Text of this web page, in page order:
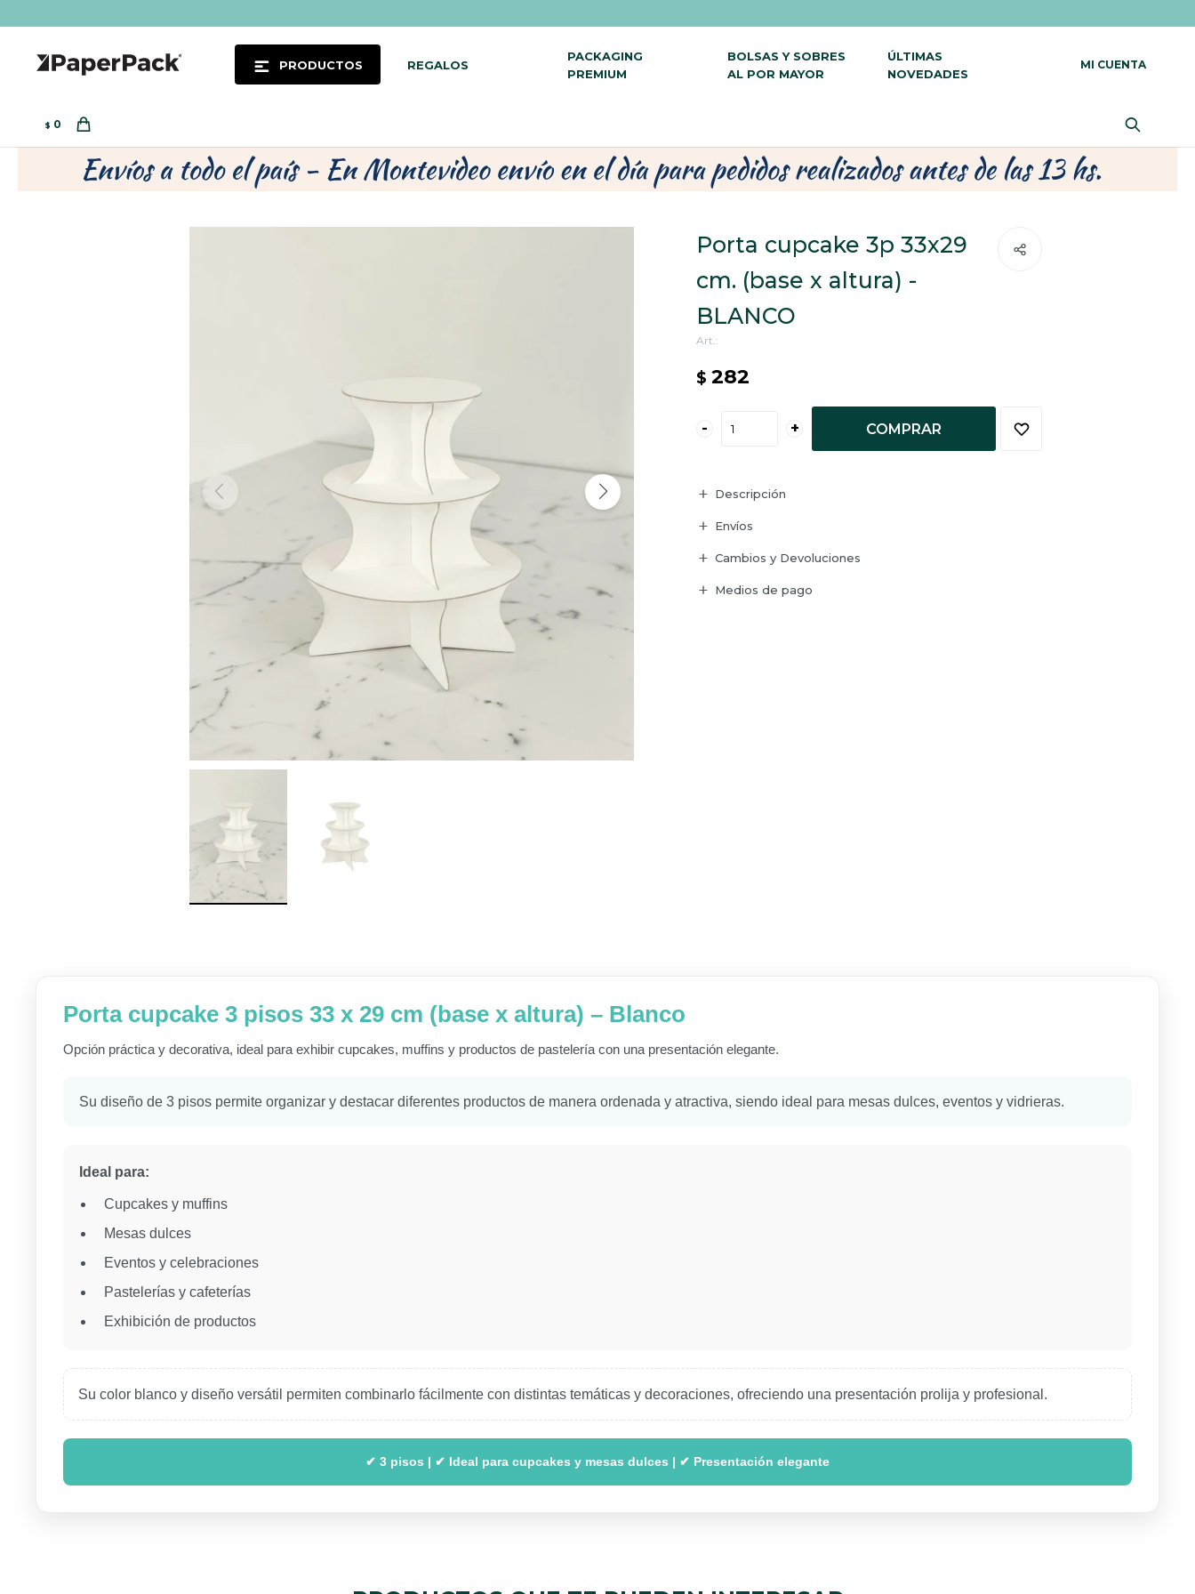
PRODUCTOS REGALOS
PACKAGING
PREMIUM
BOLSAS Y SOBRES
AL POR MAYOR
ÚLTIMAS
NOVEDADES
$ 0
Porta cupcake 3p 33x29
cm. (base x altura) -
BLANCO
$ 282
- + COMPRAR
Descripción
Envíos
Cambios y Devoluciones
Medios de pago
Porta cupcake 3 pisos 33 x 29 cm (base x altura) – Blanco
Opción práctica y decorativa, ideal para exhibir cupcakes, muffins y productos de pastelería con una presentación elegante.
Su diseño de 3 pisos permite organizar y destacar diferentes productos de manera ordenada y atractiva, siendo ideal para mesas dulces, eventos y vidrieras.
Ideal para:
Cupcakes y muffins
Mesas dulces
Eventos y celebraciones
Pastelerías y cafeterías
Exhibición de productos
Su color blanco y diseño versátil permiten combinarlo fácilmente con distintas temáticas y decoraciones, ofreciendo una presentación prolija y profesional.
✔ 3 pisos | ✔ Ideal para cupcakes y mesas dulces | ✔ Presentación elegante